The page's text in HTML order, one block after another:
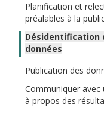
Planification et
préalables à la
Désidentification
données
Publication des
Communiquer avec
à propos des